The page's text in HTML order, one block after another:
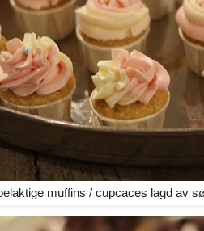
muffins / cupcaces lagd av